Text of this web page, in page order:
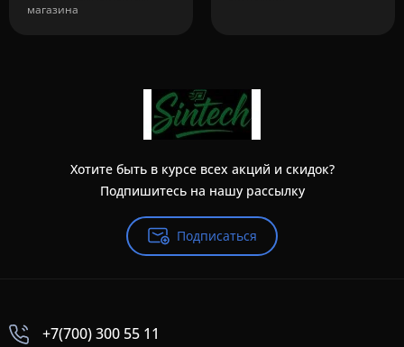
магазина
Хотите быть в курсе всех акций и скидок?
Подпишитесь на нашу рассылку
Подписаться
+7(700) 300 55 11